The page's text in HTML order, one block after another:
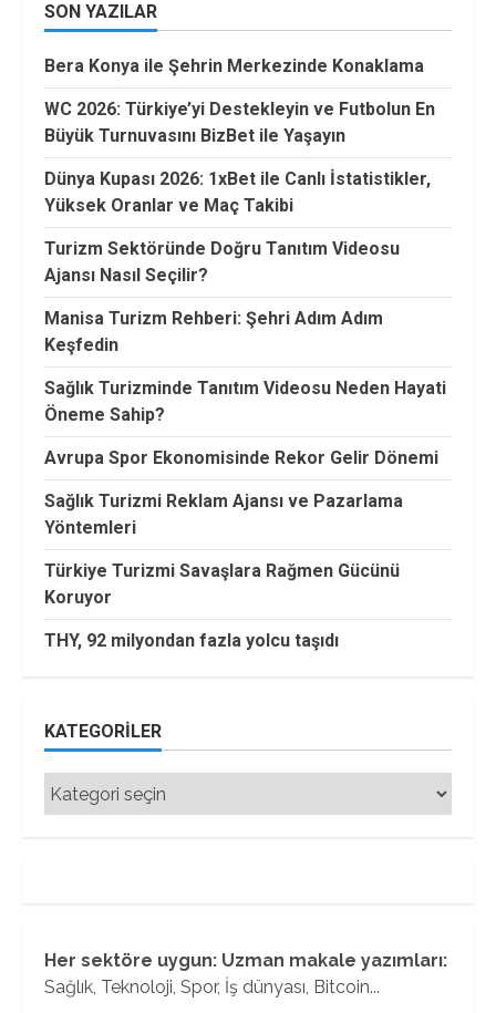
SON YAZILAR
Bera Konya ile Şehrin Merkezinde Konaklama
WC 2026: Türkiye’yi Destekleyin ve Futbolun En
Büyük Turnuvasını BizBet ile Yaşayın
Dünya Kupası 2026: 1xBet ile Canlı İstatistikler,
Yüksek Oranlar ve Maç Takibi
Turizm Sektöründe Doğru Tanıtım Videosu
Ajansı Nasıl Seçilir?
Manisa Turizm Rehberi: Şehri Adım Adım
Keşfedin
Sağlık Turizminde Tanıtım Videosu Neden Hayati
Öneme Sahip?
Avrupa Spor Ekonomisinde Rekor Gelir Dönemi
Sağlık Turizmi Reklam Ajansı ve Pazarlama
Yöntemleri
Türkiye Turizmi Savaşlara Rağmen Gücünü
Koruyor
THY, 92 milyondan fazla yolcu taşıdı
KATEGORILER
Kategoriler
Her sektöre uygun: Uzman makale yazımları:
Sağlık, Teknoloji, Spor, İş dünyası, Bitcoin...